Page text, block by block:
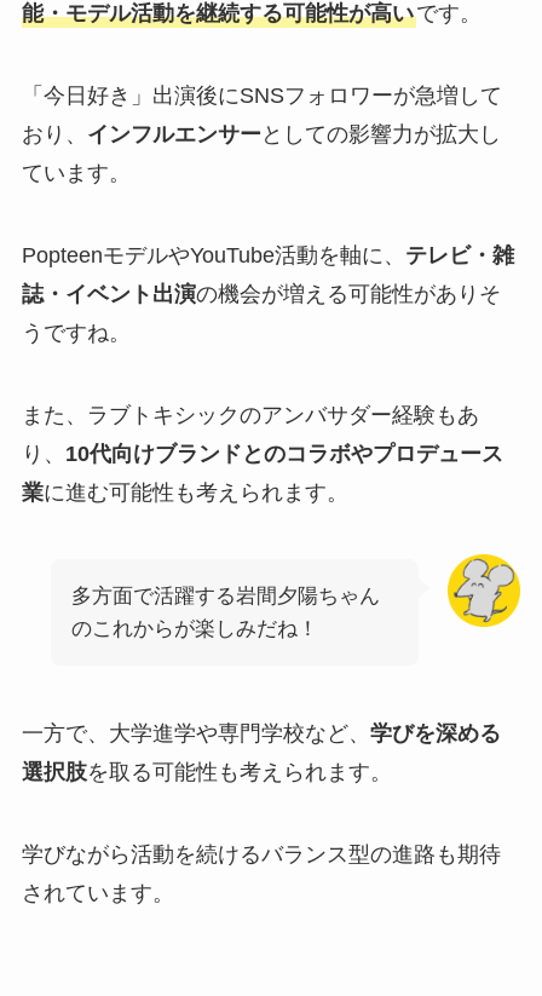
能・モデル活動を継続する可能性が高いです。
「今日好き」出演後にSNSフォロワーが急増して
おり、 インフルエンサー としての影響力が拡大し
ています。
PopteenモデルやYouTube活動を軸に、 テレビ・雑
誌・イベント出演の機会が増える可能性がありそ
うですね。
また、ラブトキシックのアンバサダー経験もあ
り、 10代向けブランドとのコラボやプロデュース
業に進む可能性も考えられます。
多方面で活躍する岩間夕陽ちゃん
のこれからが楽しみだね！
一方で、大学進学や専門学校など、 学びを深める
選択肢を取る可能性も考えられます。
学びながら活動を続けるバランス型の進路も期待
されています。